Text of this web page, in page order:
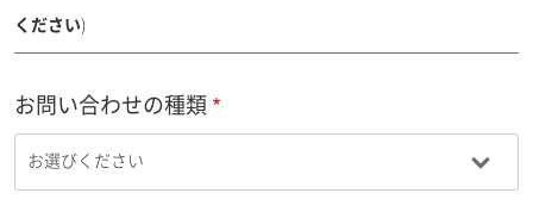
ください)
お問い合わせの種類